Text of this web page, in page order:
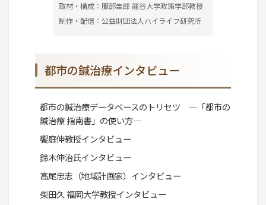
取材・構成：服部圭郎 龍谷大学政策学部教授
制作・配信：公益財団法人ハイライフ研究所
都市の鍼治療インタビュー
都市の鍼治療データベースのトリセツ ―「都市の
鍼治療 指南書」の使い方―
饗庭伸教授インタビュー
鈴木伸治氏インタビュー
高尾忠志（地域計画家）インタビュー
柴田久 福岡大学教授インタビュー